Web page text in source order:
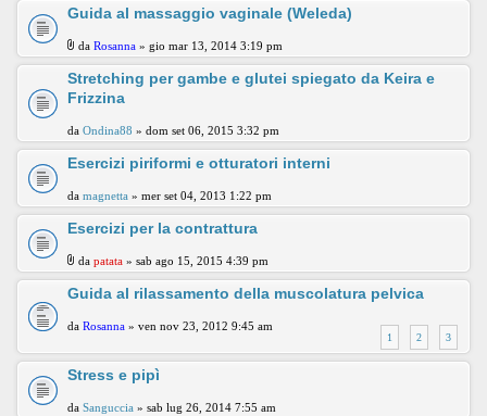
Guida al massaggio vaginale (Weleda)
da Rosanna » gio mar 13, 2014 3:19 pm
Stretching per gambe e glutei spiegato da Keira e
Frizzina
da Ondina88 » dom set 06, 2015 3:32 pm
Esercizi piriformi e otturatori interni
da magnetta » mer set 04, 2013 1:22 pm
Esercizi per la contrattura
da patata » sab ago 15, 2015 4:39 pm
Guida al rilassamento della muscolatura pelvica
1 2 3
da Rosanna » ven nov 23, 2012 9:45 am
Stress e pipì
da Sanguccia » sab lug 26, 2014 7:55 am